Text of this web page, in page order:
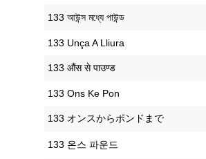
‎133 আউন্স মধ্যে পাউন্ড
‎133 Unça A Lliura
‎133 औंस से पाउण्ड
‎133 Ons Ke Pon
‎133 オンスからポンドまで
‎133 온스 파운드